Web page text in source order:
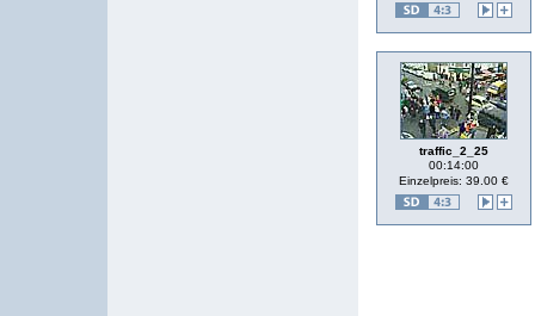
traffic_2_25
00:14:00
Einzelpreis: 39.00 €